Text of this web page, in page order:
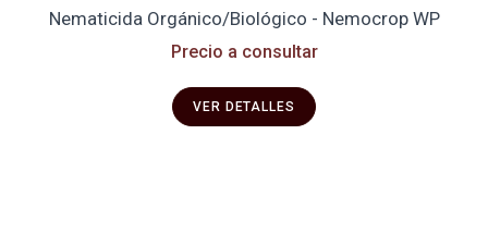
Nematicida Orgánico/Biológico - Nemocrop WP
Precio a consultar
VER DETALLES